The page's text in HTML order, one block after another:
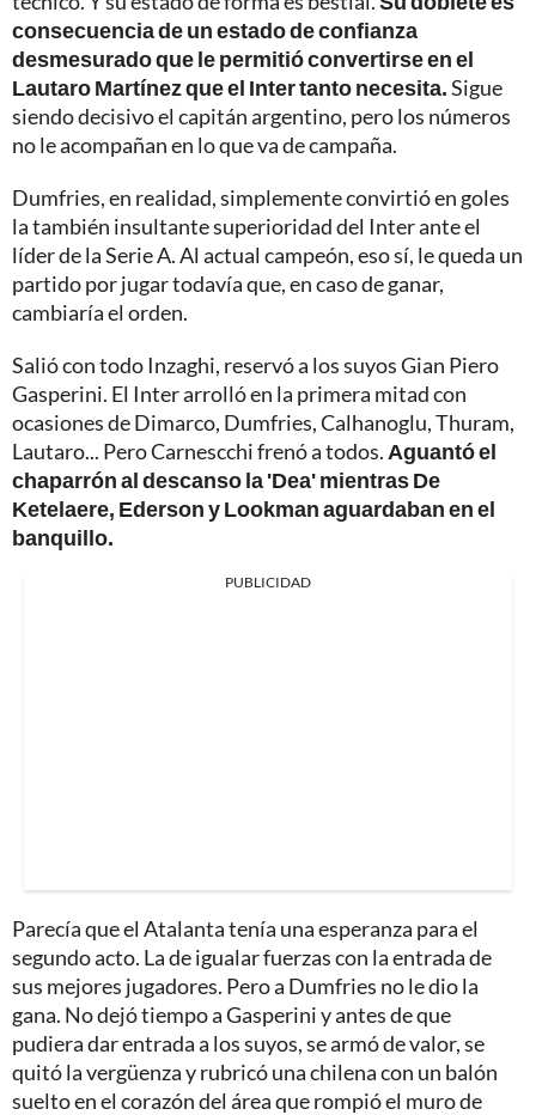
consecuencia de un estado de confianza
desmesurado que le permitió convertirse en el
Lautaro Martínez que el Inter tanto necesita.Sigue
siendo decisivo el capitán argentino, pero los números
no le acompañan en lo que va de campaña.
Dumfries, en realidad, simplemente convirtió en goles
la también insultante superioridad del Inter ante el
líder de la Serie A. Al actual campeón, eso sí, le queda un
partido por jugar todavía que, en caso de ganar,
cambiaría el orden.
Salió con todo Inzaghi, reservó a los suyos Gian Piero
Gasperini. El Inter arrolló en la primera mitad con
ocasiones de Dimarco, Dumfries, Calhanoglu, Thuram,
Lautaro... Pero Carnescchi frenó a todos. Aguantó el
chaparrón al descanso la 'Dea' mientras De
Ketelaere, Ederson y Lookman aguardaban en el
banquillo.
PUBLICIDAD
Parecía que el Atalanta tenía una esperanza para el
segundo acto. La de igualar fuerzas con la entrada de
sus mejores jugadores. Pero a Dumfries no le dio la
gana. No dejó tiempo a Gasperini y antes de que
pudiera dar entrada a los suyos, se armó de valor, se
quitó la vergüenza y rubricó una chilena con un balón
suelto en el corazón del área que rompió el muro de